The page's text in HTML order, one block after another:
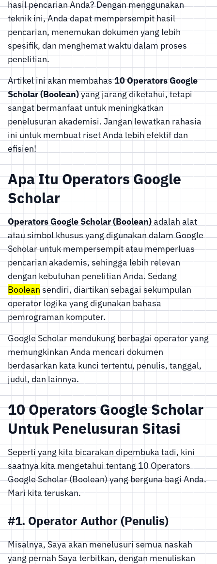
hasil pencarian Anda? Dengan menggunakan
teknik ini, Anda dapat mempersempit hasil
pencarian, menemukan dokumen yang lebih
spesifik, dan menghemat waktu dalam proses
penelitian.
Artikel ini akan membahas10 Operators Google
Scholar (Boolean)yang jarang diketahui, tetapi
sangat bermanfaat untuk meningkatkan
penelusuran akademisi. Jangan lewatkan rahasia
ini untuk membuat riset Anda lebih efektif dan
efisien!
Apa Itu Operators Google
Scholar
Operators Google Scholar (Boolean)adalah alat
atau simbol khusus yang digunakan dalam Google
Scholar untuk mempersempit atau memperluas
pencarian akademis, sehingga lebih relevan
dengan kebutuhan penelitian Anda. Sedang
Booleansendiri, diartikan sebagai sekumpulan
operator logika yang digunakan bahasa
pemrograman komputer.
Google Scholar mendukung berbagai operator yang
memungkinkan Anda mencari dokumen
berdasarkan kata kunci tertentu, penulis, tanggal,
judul, dan lainnya.
10 Operators Google Scholar
Untuk Penelusuran Sitasi
Seperti yang kita bicarakan dipembuka tadi, kini
saatnya kita mengetahui tentang 10 Operators
Google Scholar (Boolean) yang berguna bagi Anda.
Mari kita teruskan.
#1. Operator Author (Penulis)
Misalnya, Saya akan menelusuri semua naskah
yang pernah Saya terbitkan, dengan menuliskan